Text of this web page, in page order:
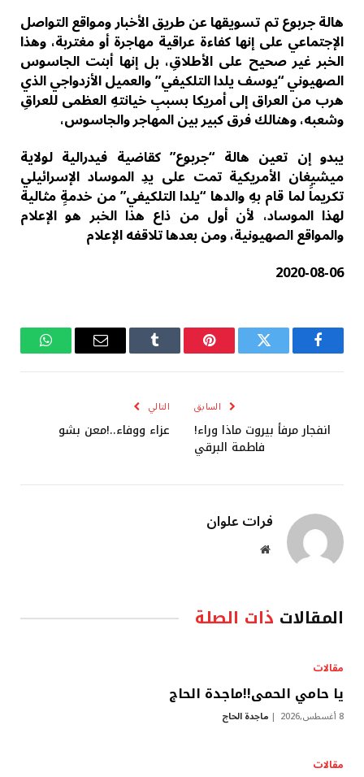
هالة جربوع تم تسويقها عن طريق الأخبار ومواقع التواصل
الإجتماعي على إنها كفاءة عراقية مهاجرة أو مغتربة، وهذا
الخبر غير صحيح على الأطلاقِ، بل إنها أبنت الجاسوس
الصهيوني “يوسف يلدا التلكيفي” والعميل الأزدواجي الذي
هرب من العراق إلى أمريكا بسببِ خيانتهِ العظمى للعراقِ
وشعبه، وهنالك فرق كبير بين المهاجر والجاسوس،
يبدو إن تعين هالة “جربوع” كقاضية فيدرالية لولاية
ميشيغان الأمريكية تمت على يدِ الموساد الإسرائيلي
تكريماََ لما قام بهِ والدها “يلدا التلكيفي” من خدمةِِ مثالية
لهذا الموساد، لأن أول من ذاع هذا الخبر هو الإعلام
والمواقع الصهيونية، ومن بعدها تلاقفه الإعلام
2020-08-06
فيسبوك تويتر بينتيريستTumblr
البريد
واتساب
السابق
انفجار مرفأ بيروت ماذا وراء!
فاطمة البرقي
التالي
عزاء ووفاء..!معن بشو
فرات علوان
موقع
المقالات ذات الصلة
مقالات
يا حامي الحمى!!ماجدة الحاج
8 أغسطس,2026 ماجدة الحاج
مقالات